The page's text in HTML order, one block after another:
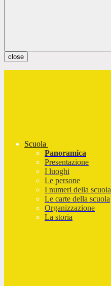
close
Scuola
Panoramica
Presentazione
I luoghi
Le persone
I numeri della scuola
Le carte della scuola
Organizzazione
La storia